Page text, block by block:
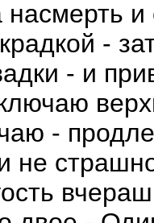
и
-
- и
-
не